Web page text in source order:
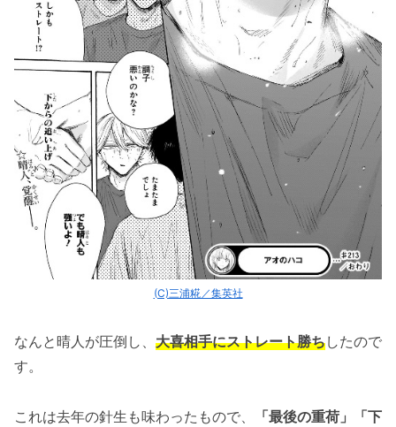
(C)三浦糀／集英社
なんと晴人が圧倒し、 大喜相手にストレート勝ちしたので
す。
これは去年の針生も味わったもので、
「最後の重荷」「下